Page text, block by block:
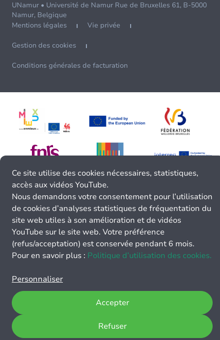
UNamur • Université de Namur Rue de Bruxelles 61, B-5000
Namur, Belgique
Mentions légales
Vie privée
Gestion des cookies
Conditions générales de facturation
Ce site utilise des cookies nécessaires, statistiques,
accès aux vidéos YouTube.
Nous demandons votre consentement pour l’utilisation
de cookies d’analyses statistiques de fréquentation du
site web utiles à son amélioration et de vidéos
YouTube sur le site web. Votre préférence
(refus/acceptation) est conservée pendant 6 mois.
Pour en savoir plus : Politique d’utilisation des cookies.
Personnaliser
Refuser
Accepter